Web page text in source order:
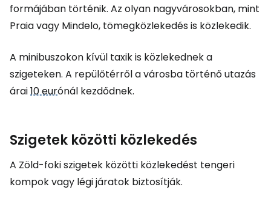
formájában történik. Az olyan nagyvárosokban, mint
Praia vagy Mindelo, tömegközlekedés is közlekedik.
A minibuszokon kívül taxik is közlekednek a
szigeteken. A repülőtérről a városba történő utazás
árai10 eurónál kezdődnek.
Szigetek közötti közlekedés
A Zöld-foki szigetek közötti közlekedést tengeri
kompok vagy légi járatok biztosítják.